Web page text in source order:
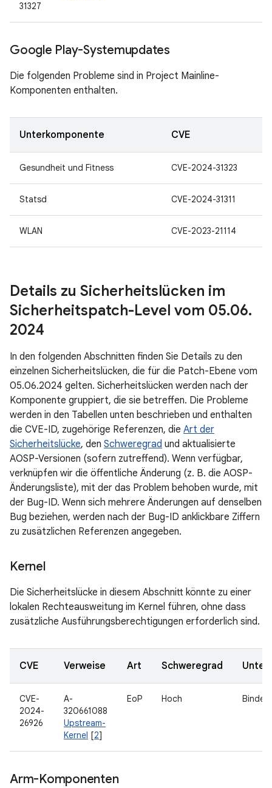
31327
Google Play-Systemupdates
Die folgenden Probleme sind in Project Mainline-
Komponenten enthalten.
Unterkomponente CVE
Gesundheit und Fitness CVE-2024-31323
Statsd CVE-2024-31311
WLAN CVE-2023-21114
Details zu Sicherheitslücken im
Sicherheitspatch-Level vom 05.06.
2024
In den folgenden Abschnitten finden Sie Details zu den
einzelnen Sicherheitslücken, die für die Patch-Ebene vom
05.06.2024 gelten. Sicherheitslücken werden nach der
Komponente gruppiert, die sie betreffen. Die Probleme
werden in den Tabellen unten beschrieben und enthalten
die CVE-ID, zugehörige Referenzen, die Art der
Sicherheitslücke, den Schweregrad und aktualisierte
AOSP-Versionen (sofern zutreffend). Wenn verfügbar,
verknüpfen wir die öffentliche Änderung (z. B. die AOSP-
Änderungsliste), mit der das Problem behoben wurde, mit
der Bug-ID. Wenn sich mehrere Änderungen auf denselben
Bug beziehen, werden nach der Bug-ID anklickbare Ziffern
zu zusätzlichen Referenzen angegeben.
Kernel
Die Sicherheitslücke in diesem Abschnitt könnte zu einer
lokalen Rechteausweitung im Kernel führen, ohne dass
zusätzliche Ausführungsberechtigungen erforderlich sind.
CVE Verweise Art Schweregrad
CVE-
2024-
26926
A-
320661088
Upstream-
Kernel [2]
EoP Hoch Binder
Arm-Komponenten